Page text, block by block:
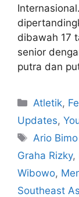
dibawah 17
senior
putra dan
Atletik,
Updates,
Ario
Graha Rizky,
Wibowo,
Southeast